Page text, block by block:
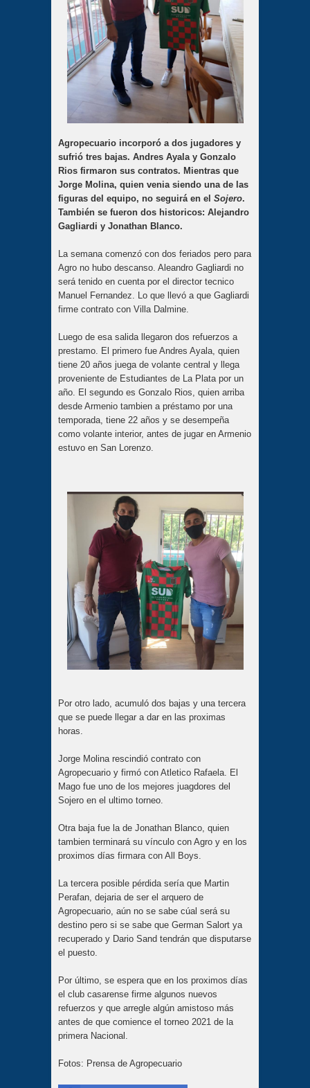
Agropecuario incorporó a dos jugadores y
sufrió tres bajas. Andres Ayala y Gonzalo
Rios firmaron sus contratos. Mientras que
Jorge Molina, quien venia siendo una de las
figuras del equipo, no seguirá en el Sojero.
También se fueron dos historicos: Alejandro
Gagliardi y Jonathan Blanco.
La semana comenzó con dos feriados pero para
Agro no hubo descanso. Aleandro Gagliardi no
será tenido en cuenta por el director tecnico
Manuel Fernandez. Lo que llevó a que Gagliardi
firme contrato con Villa Dalmine.
Luego de esa salida llegaron dos refuerzos a
prestamo. El primero fue Andres Ayala, quien
tiene 20 años juega de volante central y llega
proveniente de Estudiantes de La Plata por un
año. El segundo es Gonzalo Rios, quien arriba
desde Armenio tambien a préstamo por una
temporada, tiene 22 años y se desempeña
como volante interior, antes de jugar en Armenio
estuvo en San Lorenzo.
Por otro lado, acumuló dos bajas y una tercera
que se puede llegar a dar en las proximas
horas.
Jorge Molina rescindió contrato con
Agropecuario y firmó con Atletico Rafaela. El
Mago fue uno de los mejores juagdores del
Sojero en el ultimo torneo.
Otra baja fue la de Jonathan Blanco, quien
tambien terminará su vínculo con Agro y en los
proximos días firmara con All Boys.
La tercera posible pérdida sería que Martin
Perafan, dejaria de ser el arquero de
Agropecuario, aún no se sabe cúal será su
destino pero si se sabe que German Salort ya
recuperado y Dario Sand tendrán que disputarse
el puesto.
Por último, se espera que en los proximos días
el club casarense firme algunos nuevos
refuerzos y que arregle algún amistoso más
antes de que comience el torneo 2021 de la
primera Nacional.
Fotos: Prensa de Agropecuario